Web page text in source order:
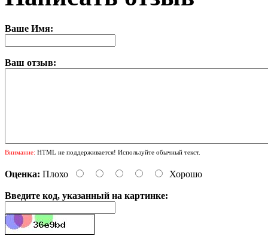
Ваше Имя:
Ваш отзыв:
Внимание: HTML не поддерживается! Используйте обычный текст.
Оценка: Плохо Хорошо
Введите код, указанный на картинке: